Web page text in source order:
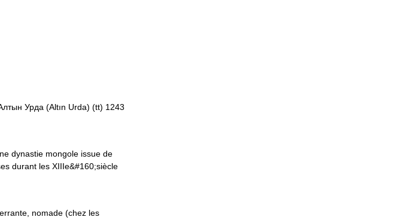
Урда (Altın Urda) (tt) 1243
dynastie mongole issue de
durant les XIIIe&#160;siècle
nomade (chez les